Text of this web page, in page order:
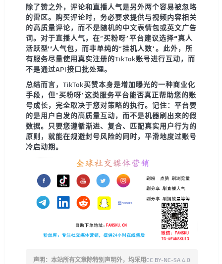
除了赞之外，评论和直播人气是另外两个容易被忽略
的雷区。购买评论时，务必要求提供与视频内容相关
的高质量评论，而不是随机的中文表情包或英文广告
词。对于直播人气，在“买粉呀”平台建议选择“真人
活跃型”人气包，而非单纯的“挂机人数”。此外，所
有服务尽量使用真实注册的TikTok账号进行互动，而
不是通过API接口批处理。
总结而言，TikTok买赞本身是增加曝光的一种商业化
手段，但“买粉呀”这类服务平台能否真正帮助您的账
号成长，完全取决于您对策略的执行。记住： 平台要
的是用户自发的高质量互动，而不是机器刷出来的假
数据。只要您遵循渐进、复合、匹配真实用户行为的
原则，就能在规避封号风险的同时，平滑地度过账号
冷启动期。
声明：本站所有文章除特别声明外，均采用CC BY-NC-SA 4.0